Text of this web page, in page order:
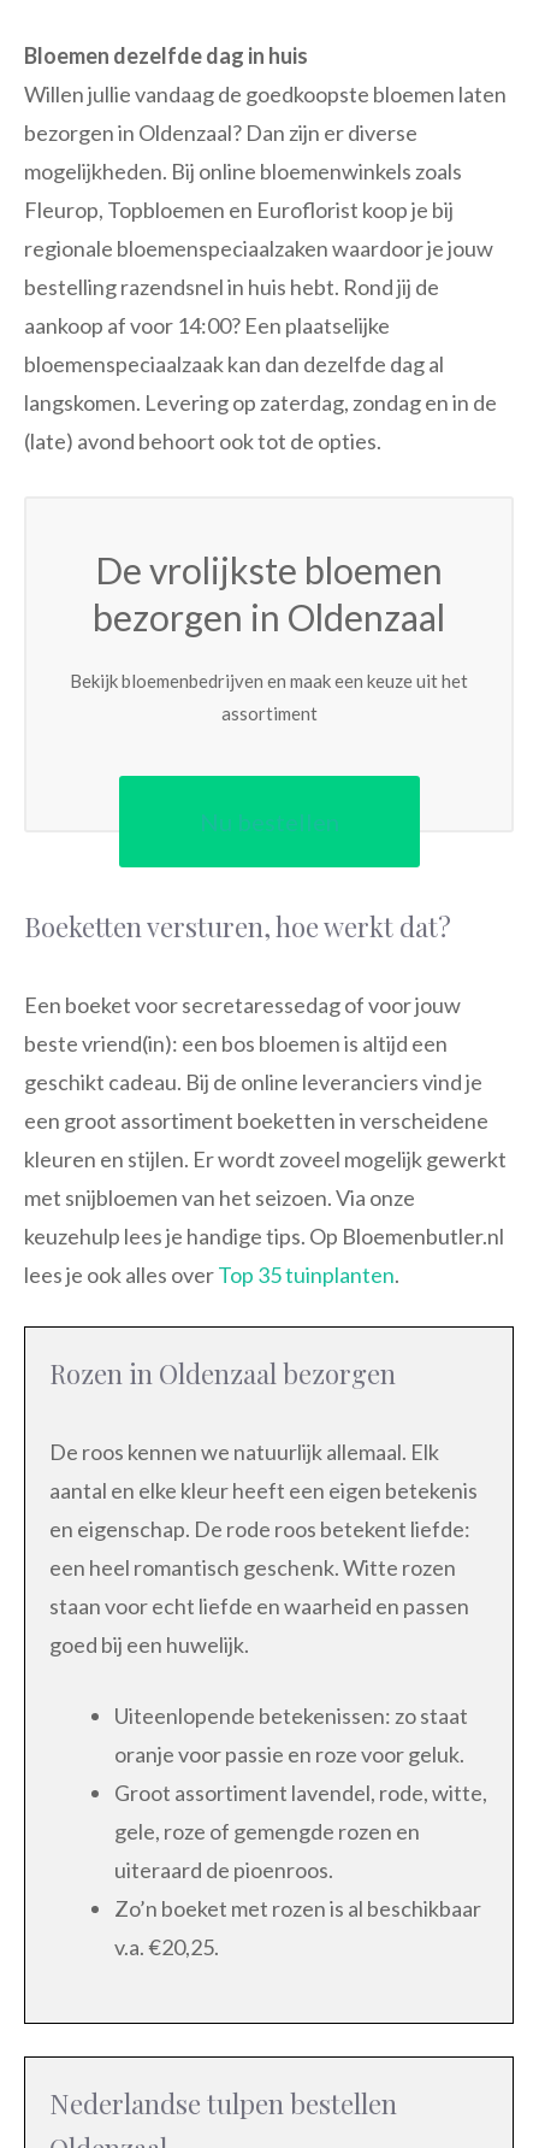
Bloemen dezelfde dag in huis
Willen jullie vandaag de goedkoopste bloemen laten
bezorgen in Oldenzaal? Dan zijn er diverse
mogelijkheden. Bij online bloemenwinkels zoals
Fleurop, Topbloemen en Euroflorist koop je bij
regionale bloemenspeciaalzaken waardoor je jouw
bestelling razendsnel in huis hebt. Rond jij de
aankoop af voor 14:00? Een plaatselijke
bloemenspeciaalzaak kan dan dezelfde dag al
langskomen. Levering op zaterdag, zondag en in de
(late) avond behoort ook tot de opties.
De vrolijkste bloemen
bezorgen in Oldenzaal
Bekijk bloemenbedrijven en maak een keuze uit het
assortiment
Nu bestellen
Boeketten versturen, hoe werkt dat?
Een boeket voor secretaressedag of voor jouw
beste vriend(in): een bos bloemen is altijd een
geschikt cadeau. Bij de online leveranciers vind je
een groot assortiment boeketten in verscheidene
kleuren en stijlen. Er wordt zoveel mogelijk gewerkt
met snijbloemen van het seizoen. Via onze
keuzehulp lees je handige tips. Op Bloemenbutler.nl
lees je ook alles overTop 35 tuinplanten.
Rozen in Oldenzaal bezorgen
De roos kennen we natuurlijk allemaal. Elk
aantal en elke kleur heeft een eigen betekenis
en eigenschap. De rode roos betekent liefde:
een heel romantisch geschenk. Witte rozen
staan voor echt liefde en waarheid en passen
goed bij een huwelijk.
Uiteenlopende betekenissen: zo staat
oranje voor passie en roze voor geluk.
Groot assortiment lavendel, rode, witte,
gele, roze of gemengde rozen en
uiteraard de pioenroos.
Zo’n boeket met rozen is al beschikbaar
v.a. €20,25.
Nederlandse tulpen bestellen